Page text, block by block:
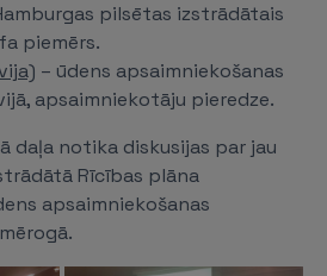
pilsētas izstrādātais
piemērs.
– ūdens apsaimniekošanas
apsaimniekotāju pieredze.
daļa notika diskusijas par jau
Rīcības plāna
apsaimniekošanas